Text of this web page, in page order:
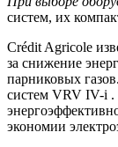
систем, их
Crédit Agricole
за снижение
парниковых
систем VRV IV-i .
экономии